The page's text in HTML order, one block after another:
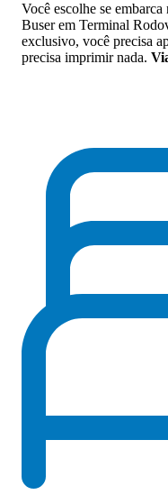
Você escolhe se
Buser em Terminal
exclusivo, você precisa
precisa imprimir nada.